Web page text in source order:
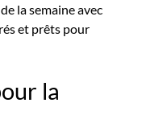
la semaine avec
et prêts pour
la